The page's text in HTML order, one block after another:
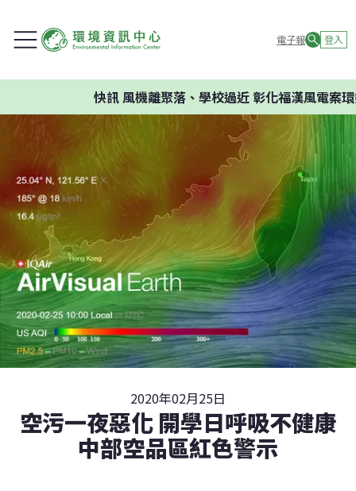
電子報 登入
快訊風機離聚落、學校過近 彰化福漢風電案環委
2020年02月25日
空污一夜惡化 開學日呼吸不健康
中部空品區紅色警示